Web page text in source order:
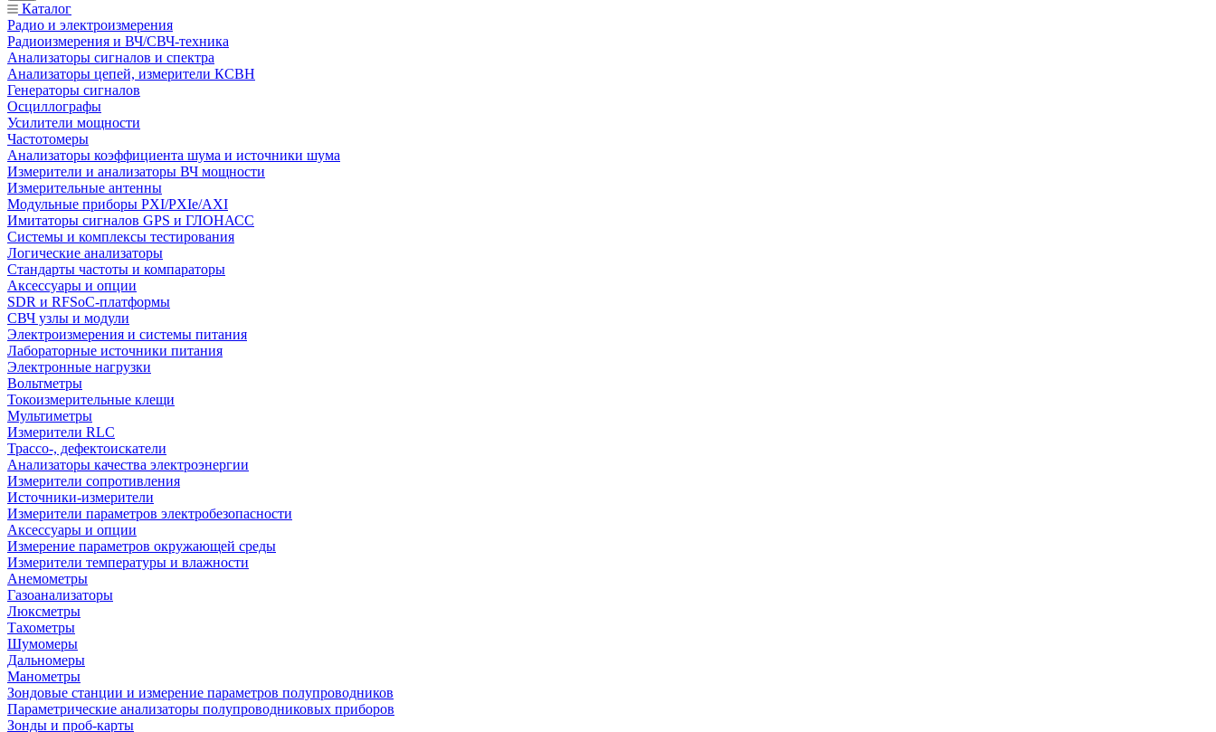
Каталог
Радио и электроизмерения
Радиоизмерения и ВЧ/СВЧ-техника
Анализаторы сигналов и спектра
Анализаторы цепей, измерители КСВН
Генераторы сигналов
Осциллографы
Усилители мощности
Частотомеры
Анализаторы коэффициента шума и источники шума
Измерители и анализаторы ВЧ мощности
Измерительные антенны
Модульные приборы PXI/PXIe/AXI
Имитаторы сигналов GPS и ГЛОНАСС
Системы и комплексы тестирования
Логические анализаторы
Стандарты частоты и компараторы
Аксессуары и опции
SDR и RFSoC‑платформы
СВЧ узлы и модули
Электроизмерения и системы питания
Лабораторные источники питания
Электронные нагрузки
Вольтметры
Токоизмерительные клещи
Мультиметры
Измерители RLC
Трассо-, дефектоискатели
Анализаторы качества электроэнергии
Измерители сопротивления
Источники-измерители
Измерители параметров электробезопасности
Аксессуары и опции
Измерение параметров окружающей среды
Измерители температуры и влажности
Анемометры
Газоанализаторы
Люксметры
Тахометры
Шумомеры
Дальномеры
Манометры
Зондовые станции и измерение параметров полупроводников
Параметрические анализаторы полупроводниковых приборов
Зонды и проб-карты